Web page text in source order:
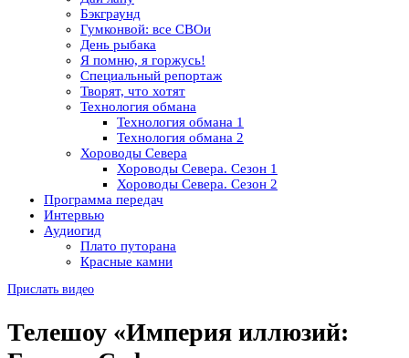
Бэкграунд
Гумконвой: все СВОи
День рыбака
Я помню, я горжусь!
Специальный репортаж
Творят, что хотят
Технология обмана
Технология обмана 1
Технология обмана 2
Хороводы Севера
Хороводы Севера. Сезон 1
Хороводы Севера. Сезон 2
Программа передач
Интервью
Аудиогид
Плато путорана
Красные камни
Прислать видео
Телешоу «Империя иллюзий: